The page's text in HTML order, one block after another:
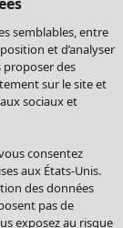
semblables, entre
et d’analyser
proposer des
sur le site et
sociaux et
consentez
aux États-Unis.
des données
pas de
exposez au risque